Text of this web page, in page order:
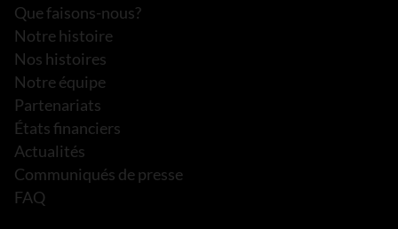
Que faisons-nous?
Notre histoire
Nos histoires
Notre équipe
Partenariats
États financiers
Actualités
Communiqués de presse
FAQ